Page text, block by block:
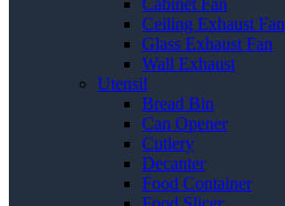
Cabinet Fan
Ceiling Exhaust Fan
Glass Exhaust Fan
Wall Exhaust
Utensil
Bread Bin
Can Opener
Cutlery
Decanter
Food Container